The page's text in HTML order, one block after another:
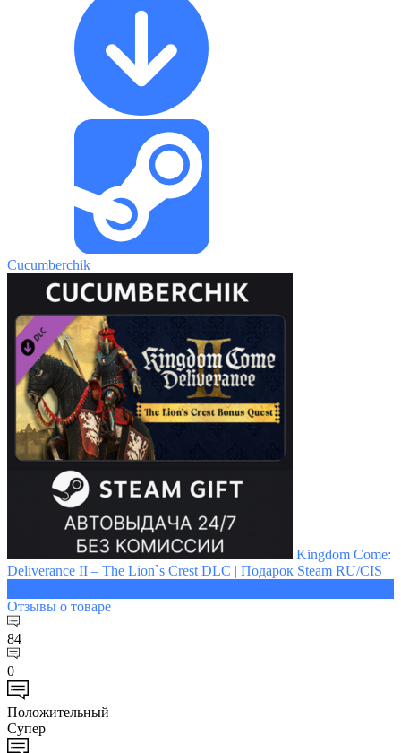
Cucumberchik
Kingdom Come:
Deliverance II – The Lion`s Crest DLC | Подарок Steam RU/CIS
Отзывы о товаре
84
0
Положительный
Супер